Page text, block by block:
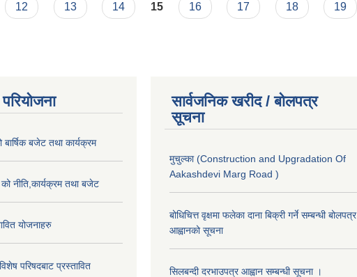
12 13 14 15 16 17 18 19
बजेट तथा कार्यक्रम
नीति,कार्यक्रम तथा बजेट
योजनाहरु
परिषदबाट प्रस्तावित
सार्वजनिक खरीद / बोलपत्र
सूचना
मुचुल्का (Construction and Upgradation Of
Aakashdevi Marg Road )
बोधिचित्त वृक्षमा फलेका दाना बिक्री गर्ने सम्बन्धी बोलपत्र
आह्वानको सूचना
सिलबन्दी दरभाउपत्र आह्वान सम्बन्धी सूचना ।